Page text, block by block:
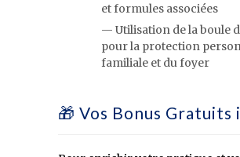
et formules associées
— Utilisation de la boule
pour la protection
familiale et du foyer
🎁 Vos Bonus Gratuits